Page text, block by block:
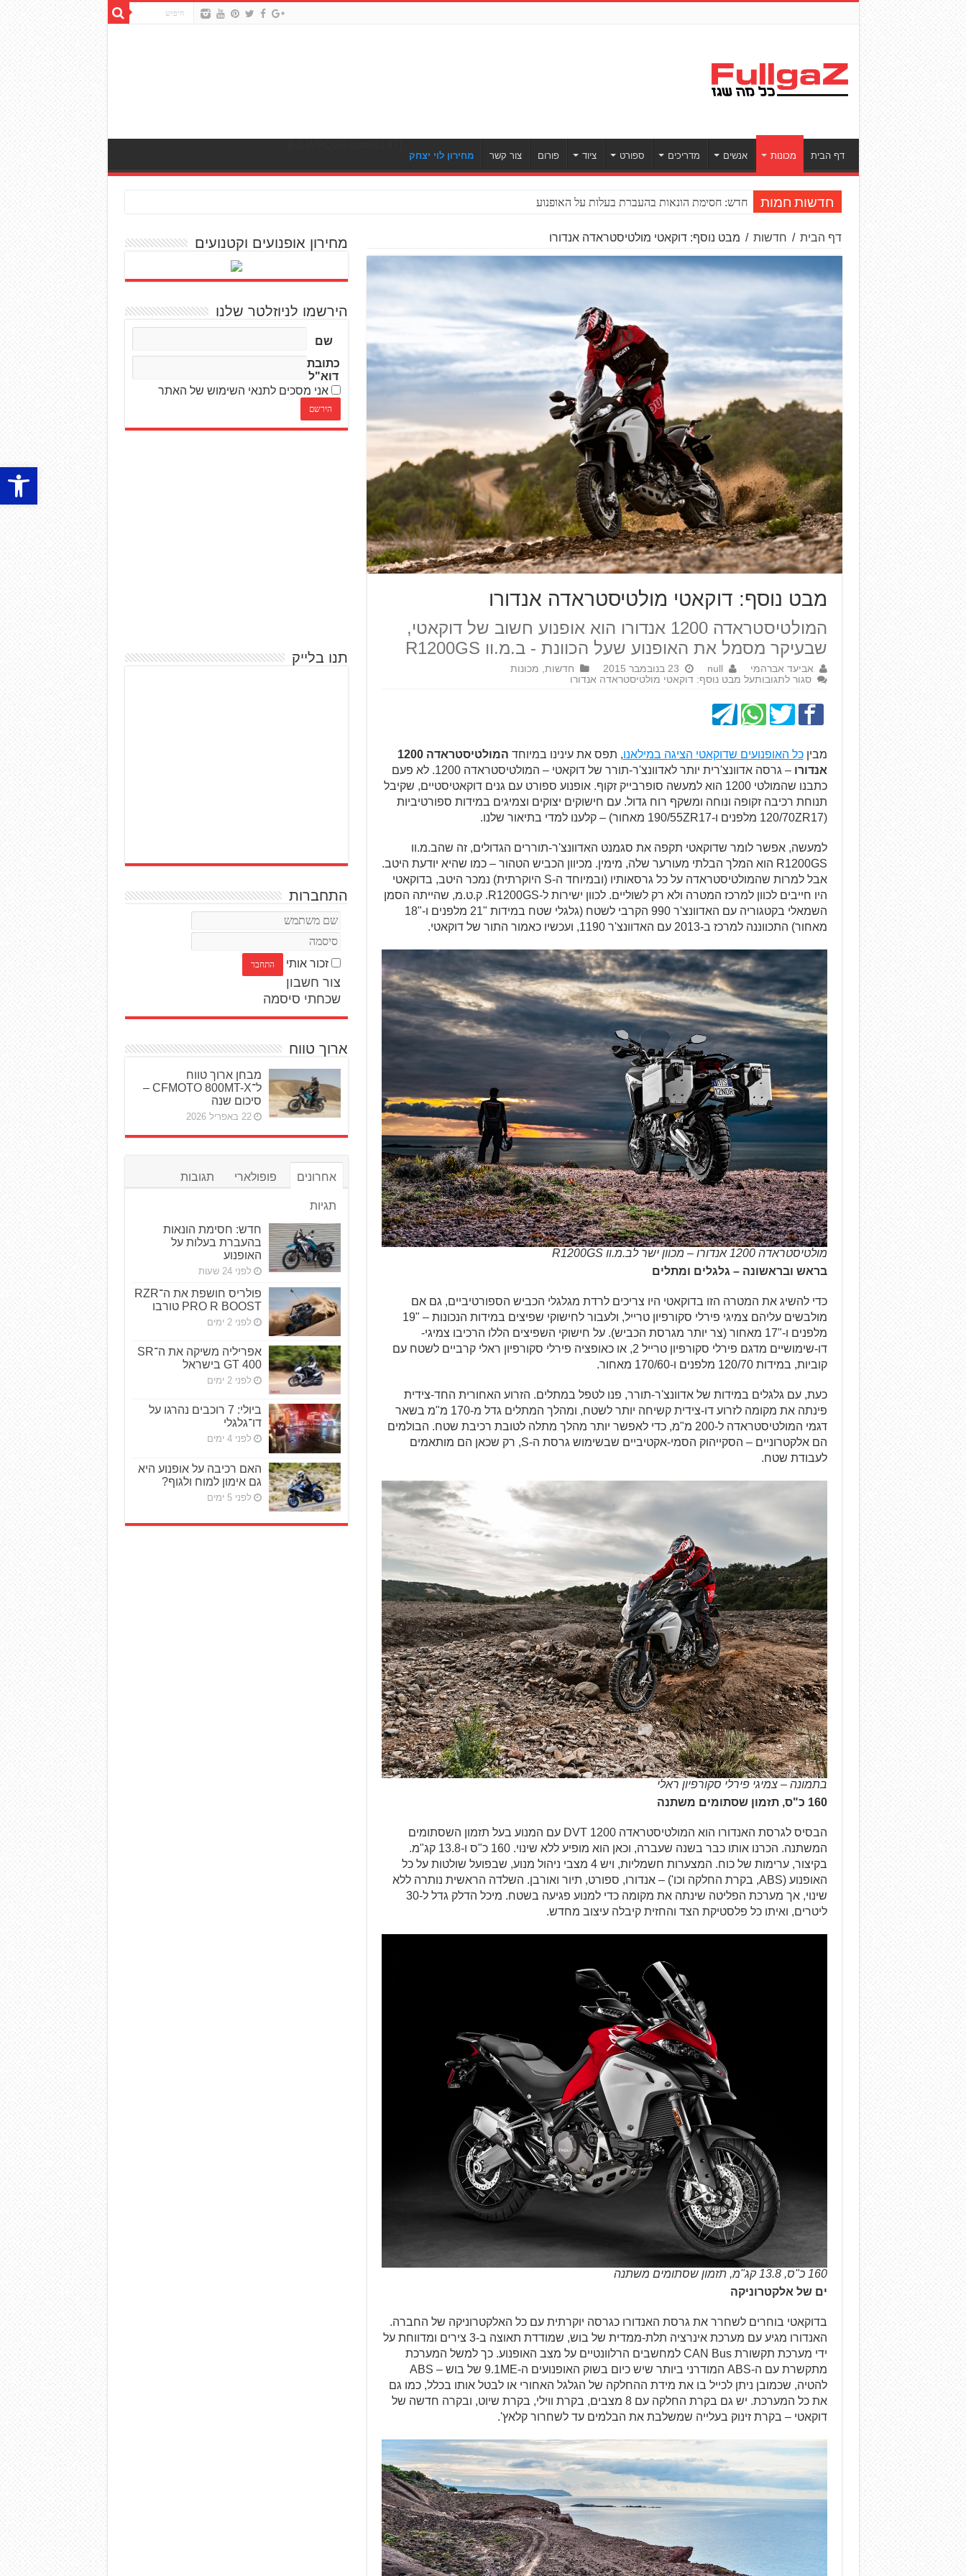
פתח
דף הבית מכונות אנשים מדריכים ספורט ציוד פורום צור קשר מחירון לוי יצחק
חדשות חמות חדש: חסימת הונאות בהעברת בעלות על האופנוע
דף הבית / חדשות / מבט נוסף: דוקאטי מולטיסטראדה אנדורו
מבט נוסף: דוקאטי מולטיסטראדה אנדורו
המולטיסטראדה 1200 אנדורו הוא אופנוע חשוב של דוקאטי,
שבעיקר מסמל את האופנוע שעל הכוונת - ב.מ.וו R1200GS
אביעד אברהמי null 23 בנובמבר 2015 חדשות מכונות
סגור לתגובותעל מבט נוסף: דוקאטי מולטיסטראדה אנדורו
מביןכל האופנועים שדוקאטי הציגה במילאנו, תפס את עינינו במיוחד
המולטיסטראדה 1200
אנדורו
– גרסה אדוונצ'רית יותר לאדוונצ'ר-תורר של דוקאטי – המולטיסטראדה 1200. לא פעם
כתבנו שהמולטי 1200 הוא למעשה סופרבייק זקוף. אופנוע ספורט עם גנים דוקאטיסטיים, שקיבל
תנוחת רכיבה זקופה ונוחה ומשקף רוח גדול. עם חישוקים יצוקים וצמיגים במידות ספורטיביות
(120/70ZR17 מלפנים ו-190/55ZR17 מאחור) – קלענו למדי בתיאור שלנו.
למעשה, אפשר לומר שדוקאטי תקפה את סגמנט האדוונצ'ר-תוררים הגדולים, זה שהב.מ.וו
R1200GS הוא המלך הבלתי מעורער שלה, מימין. מכיוון הכביש הטהור – כמו שהיא יודעת היטב.
אבל למרות שהמולטיסטראדה על כל גרסאותיו (ובמיוחד ה-S היוקרתית) נמכר היטב, בדוקאטי
היו חייבים לכוון למרכז המטרה ולא רק לשוליים. לכוון ישירות ל-R1200GS. ק.ט.מ, שהייתה הסמן
השמאלי בקטגוריה עם האדוונצ'ר 990 הקרבי לשטח (גלגלי שטח במידות "21 מלפנים ו-"18
מאחור) התכווננה למרכז ב-2013 עם האדוונצ'ר 1190, ועכשיו כאמור התור של דוקאטי.
מולטיסטראדה 1200 אנדורו – מכוון ישר לב.מ.וו R1200GS
בראש ובראשונה – גלגלים ומתלים
כדי להשיג את המטרה הזו בדוקאטי היו צריכים לרדת מגלגלי הכביש הספורטיביים, גם אם
מולבשים עליהם צמיגי פירלי סקורפיון טרייל, ולעבור לחישוקי שפיצים במידות הנכונות – "19
מלפנים ו-"17 מאחור (צר יותר מגרסת הכביש). על חישוקי השפיצים הללו הרכיבו צמיגי-
דו-שימושיים מדגם פירלי סקורפיון טרייל 2, או כאופציה פירלי סקורפיון ראלי קרביים לשטח עם
קוביות, במידות 120/70 מלפנים ו-170/60 מאחור.
כעת, עם גלגלים במידות של אדוונצ'ר-תורר, פנו לטפל במתלים. הזרוע האחורית החד-צידית
פינתה את מקומה לזרוע דו-צידית קשיחה יותר לשטח, ומהלך המתלים גדל מ-170 מ"מ בשאר
דגמי המולטיסטראדה ל-200 מ"מ, כדי לאפשר יותר מהלך מתלה לטובת רכיבת שטח. הבולמים
הם אלקטרוניים – הסקייהוק הסמי-אקטיביים שבשימוש גרסת ה-S, רק שכאן הם מותאמים
לעבודת שטח.
בתמונה – צמיגי פירלי סקורפיון ראלי
160 כ"ס, תזמון שסתומים משתנה
הבסיס לגרסת האנדורו הוא המולטיסטראדה 1200 DVT עם המנוע בעל תזמון השסתומים
המשתנה. הכרנו אותו כבר בשנה שעברה, וכאן הוא מופיע ללא שינוי. 160 כ"ס ו-13.8 קג"מ.
בקיצור, ערימות של כוח. המצערות חשמליות, ויש 4 מצבי ניהול מנוע, שבפועל שולטות על כל
האופנוע (ABS, בקרת החלקה וכו') – אנדורו, ספורט, תיור ואורבן. השלדה הראשית נותרה ללא
שינוי, אך מערכת הפליטה שינתה את מקומה כדי למנוע פגיעה בשטח. מיכל הדלק גדל ל-30
ליטרים, ואיתו כל פלסטיקת הצד והחזית קיבלה עיצוב מחדש.
160 כ"ס, 13.8 קג"מ, תזמון שסתומים משתנה
ים של אלקטרוניקה
בדוקאטי בוחרים לשחרר את גרסת האנדורו כגרסה יוקרתית עם כל האלקטרוניקה של החברה.
האנדורו מגיע עם מערכת אינרציה תלת-ממדית של בוש, שמודדת תאוצה ב-3 צירים ומדווחת על
ידי מערכת תקשורת CAN Bus למחשבים הרלוונטיים על מצב האופנוע. כך למשל המערכת
מתקשרת עם ה-ABS המודרני ביותר שיש כיום בשוק האופנועים ה-9.1ME של בוש – ABS
להטיה, שכמובן ניתן לכייל בו את מידת ההחלקה של הגלגל האחורי או לבטל אותו בכלל, כמו גם
את כל המערכת. יש גם בקרת החלקה עם 8 מצבים, בקרת ווילי, בקרת שיוט, ובקרה חדשה של
דוקאטי – בקרת זינוק בעלייה שמשלבת את הבלמים עד לשחרור קלאץ'.
מחירון אופנועים וקטנועים
הירשמו לניוזלטר שלנו
שם
כתובת
דוא"ל
אני מסכים לתנאי השימוש של האתר
תנו בלייק
התחברות
זכור אותי
צור חשבון
שכחתי סיסמה
ארוך טווח
מבחן ארוך טווח
ל־CFMOTO 800MT-X –
סיכום שנה
22 באפריל 2026
אחרונים פופולארי תגובות
תגיות
חדש: חסימת הונאות
בהעברת בעלות על
האופנוע
לפני 24 שעות
פולריס חושפת את ה־RZR
PRO R BOOST טורבו
לפני 2 ימים
אפריליה משיקה את ה־SR
GT 400 בישראל
לפני 2 ימים
ביולי: 7 רוכבים נהרגו על
דו־גלגלי
לפני 4 ימים
האם רכיבה על אופנוע היא
גם אימון למוח ולגוף?
לפני 5 ימים